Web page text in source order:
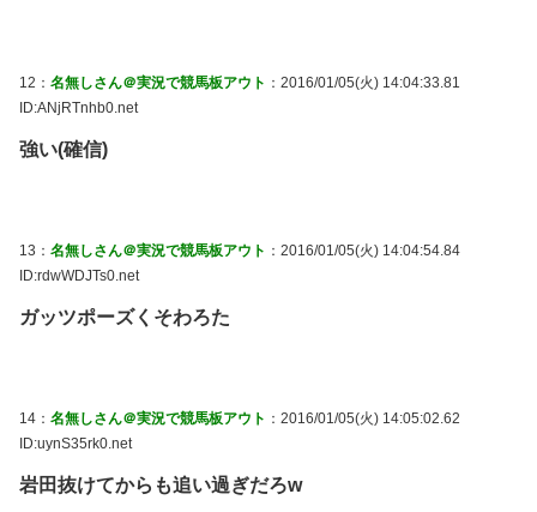
12： 名無しさん＠実況で競馬板アウト ：2016/01/05(火) 14:04:33.81
ID:ANjRTnhb0.net
強い(確信)
13： 名無しさん＠実況で競馬板アウト ：2016/01/05(火) 14:04:54.84
ID:rdwWDJTs0.net
ガッツポーズくそわろた
14： 名無しさん＠実況で競馬板アウト ：2016/01/05(火) 14:05:02.62
ID:uynS35rk0.net
岩田抜けてからも追い過ぎだろw